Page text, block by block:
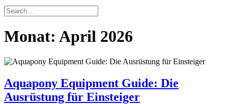
Monat: April 2026
Aquapony Equipment Guide: Die
Ausrüstung für Einsteiger